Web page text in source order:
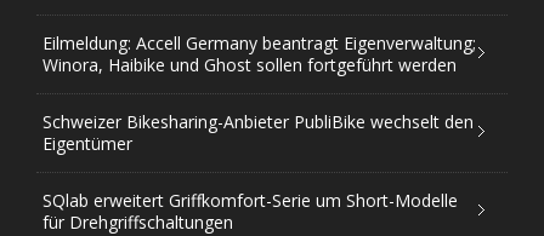
Eilmeldung: Accell Germany beantragt Eigenverwaltung;
Winora, Haibike und Ghost sollen fortgeführt werden
Schweizer Bikesharing-Anbieter PubliBike wechselt den
Eigentümer
SQlab erweitert Griffkomfort-Serie um Short-Modelle
für Drehgriffschaltungen